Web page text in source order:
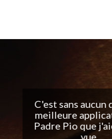
Belle
les
votre